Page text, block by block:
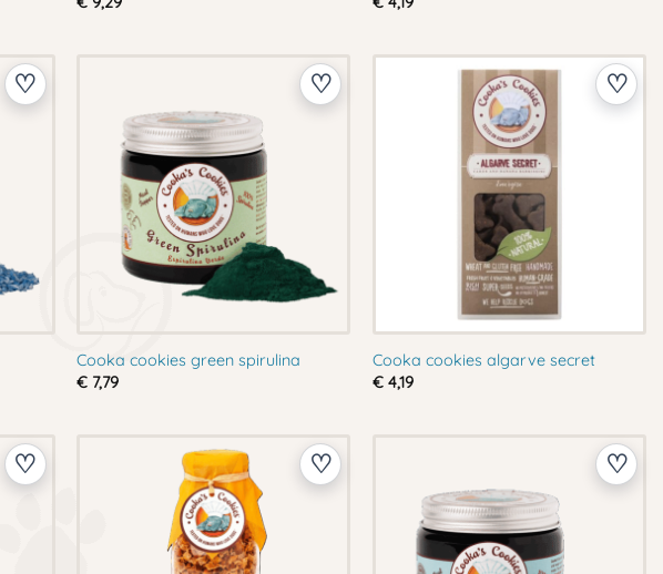
Cooka cookies green spirulina
€ 7,79
Cooka cookies algarve secret
€4,19